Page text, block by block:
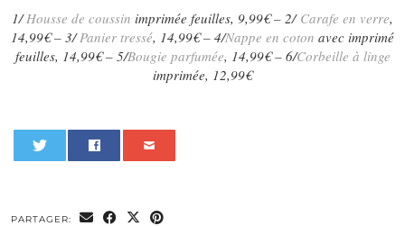
1/Housse de coussin imprimée feuilles, 9,99€ – 2/ Carafe en verre,
14,99€ – 3/Panier tressé, 14,99€ – 4/Nappe en coton avec imprimé
feuilles, 14,99€ – 5/Bougie parfumée, 14,99€ – 6/Corbeille à linge
imprimée, 12,99€
PARTAGER: